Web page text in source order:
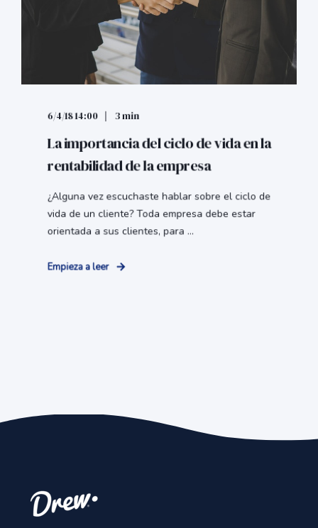
6/4/18 14:00 3 min
La importancia del ciclo de vida en la
rentabilidad de la empresa
¿Alguna vez escuchaste hablar sobre el ciclo de
vida de un cliente? Toda empresa debe estar
orientada a sus clientes, para ...
Empieza a leer